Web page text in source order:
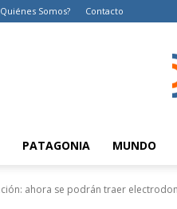
Somos? Contacto
PATAGONIA MUNDO
ahora se podrán traer